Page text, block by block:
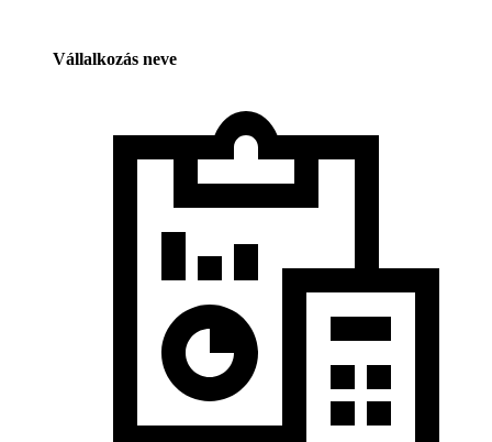
Vállalkozás neve